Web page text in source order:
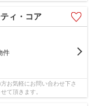
ィ・コア
件
お気軽にお問い合わせ下さ
て頂きます。